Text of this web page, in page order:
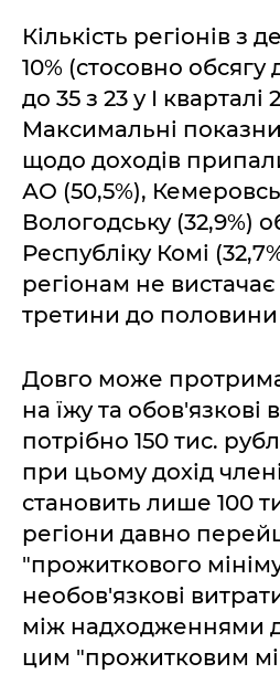
Кількість регіонів з
10% (стосовно обсягу
до 35 з 23 у I кварталі
Максимальні
щодо доходів
АО (50,5%),
Вологодську (32,9%)
Республіку Комі
регіонам не вистачає
третини до половини
Довго може
на їжу та обов'язкові
потрібно 150 тис.
при цьому дохід
становить лише 100
регіони давно
"прожиткового
необов'язкові
між надходженнями
цим "прожитковим